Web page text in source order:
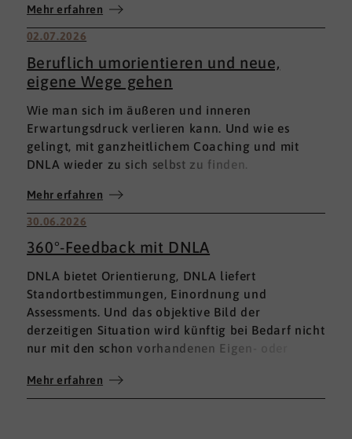
Mehr erfahren
02.07.2026
Beruflich umorientieren und neue,
eigene Wege gehen
Wie man sich im äußeren und inneren
Erwartungsdruck verlieren kann. Und wie es
gelingt, mit ganzheitlichem Coaching und mit
DNLA wieder zu sich selbst zu finden.
Mehr erfahren
30.06.2026
360°-Feedback mit DNLA
DNLA bietet Orientierung, DNLA liefert
Standortbestimmungen, Einordnung und
Assessments. Und das objektive Bild der
derzeitigen Situation wird künftig bei Bedarf nicht
nur mit den schon vorhandenen Eigen- oder
umfassenden 360°-Feedback.
Mehr erfahren